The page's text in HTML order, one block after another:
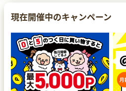
現在開催中のキャンペーン